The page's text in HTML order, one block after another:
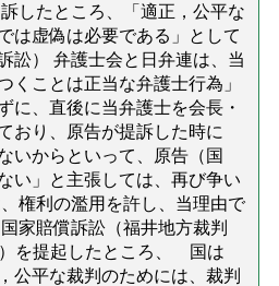
したところ、「適正，公平な
は虚偽は必要である」として
訟） 弁護士会と日弁連は、当
くことは正当な弁護士行為」
に、直後に当弁護士を会長・
おり、原告が提訴した時に
いからといって、原告（国
い」と主張しては、再び争い
権利の濫用を許し、当理由で
家賠償訴訟（福井地方裁判
を提起したところ、 国は
公平な裁判のためには、裁判